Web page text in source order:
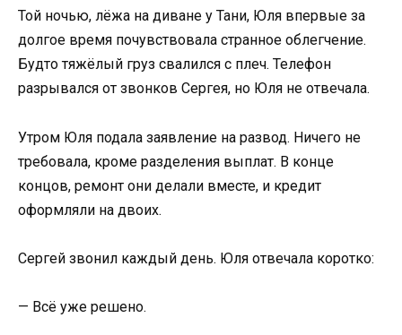
Той ночью, лёжа на диване у Тани, Юля впервые за
долгое время почувствовала странное облегчение.
Будто тяжёлый груз свалился с плеч. Телефон
разрывался от звонков Сергея, но Юля не отвечала.
Утром Юля подала заявление на развод. Ничего не
требовала, кроме разделения выплат. В конце
концов, ремонт они делали вместе, и кредит
оформляли на двоих.
Сергей звонил каждый день. Юля отвечала коротко:
— Всё уже решено.